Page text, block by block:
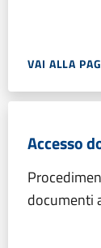
VAI ALLA
Accesso
documenti